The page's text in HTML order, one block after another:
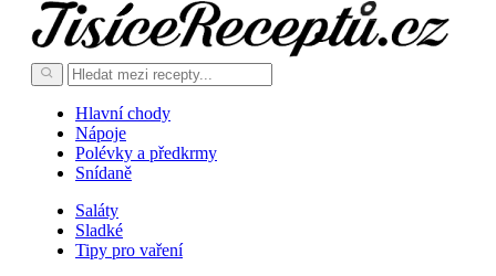
Hlavní chody
Nápoje
Polévky a předkrmy
Snídaně
Saláty
Sladké
Tipy pro vaření